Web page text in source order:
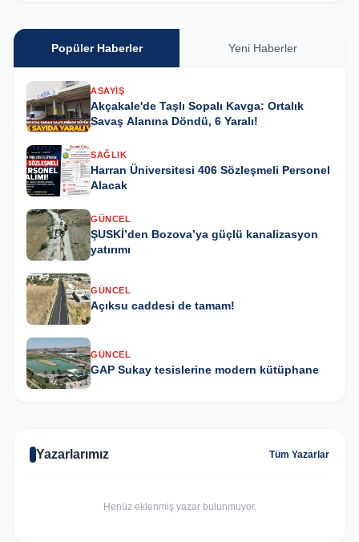
Popüler Haberler Yeni Haberler
ASAYIŞ
Akçakale'de Taşlı Sopalı Kavga: Ortalık
Savaş Alanına Döndü, 6 Yaralı!
SAĞLIK
Harran Üniversitesi 406 Sözleşmeli Personel
Alacak
GÜNCEL
ŞUSKİ’den Bozova’ya güçlü kanalizasyon
yatırımı
GÜNCEL
Açıksu caddesi de tamam!
GÜNCEL
GAP Sukay tesislerine modern kütüphane
Yazarlarımız Tüm Yazarlar
Henüz eklenmiş yazar bulunmuyor.